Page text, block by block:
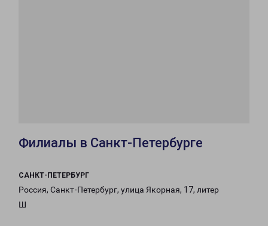
Филиалы в Санкт-Петербурге
САНКТ-ПЕТЕРБУРГ
Россия, Санкт-Петербург, улица Якорная, 17, литер
Ш